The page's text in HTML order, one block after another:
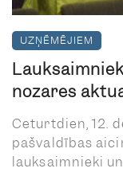
UZŅĒMĒJIEM
nozares
Ceturtdien, 12.
pašvaldības
lauksaimnieki